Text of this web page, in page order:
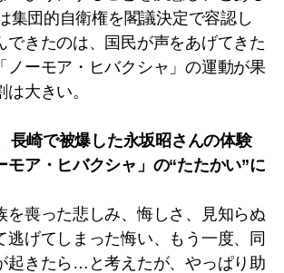
集団的自衛権を閣議決定で容認し
できたのは、国民が声をあげてきた
ノーモア・ヒバクシャ」の運動が果
大きい。
長崎で被爆した永坂昭さんの体験
モア・ヒバクシャ」の“たたかい”に
喪った悲しみ、悔しさ、見知らぬ
逃げてしまった悔い、もう一度、同
起きたら…と考えたが、やっぱり助